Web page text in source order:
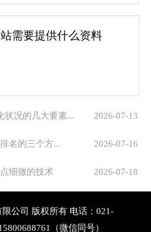
需要提供什么资料
2026-07-13
状况的几大要素...
2026-07-16
名的三个方...
2026-07-18
细微的技术
限公司 版权所有 电话：021-
（微信同号）